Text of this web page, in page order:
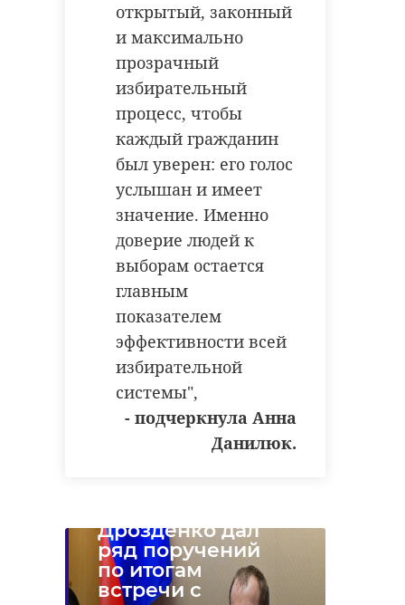
открытый, законный
и максимально
прозрачный
избирательный
процесс, чтобы
каждый гражданин
был уверен: его голос
услышан и имеет
значение. Именно
доверие людей к
выборам остается
главным
показателем
эффективности всей
избирательной
системы",
- подчеркнула Анна
Данилюк.
Дрозденко дал
ряд поручений
по итогам
встречи с